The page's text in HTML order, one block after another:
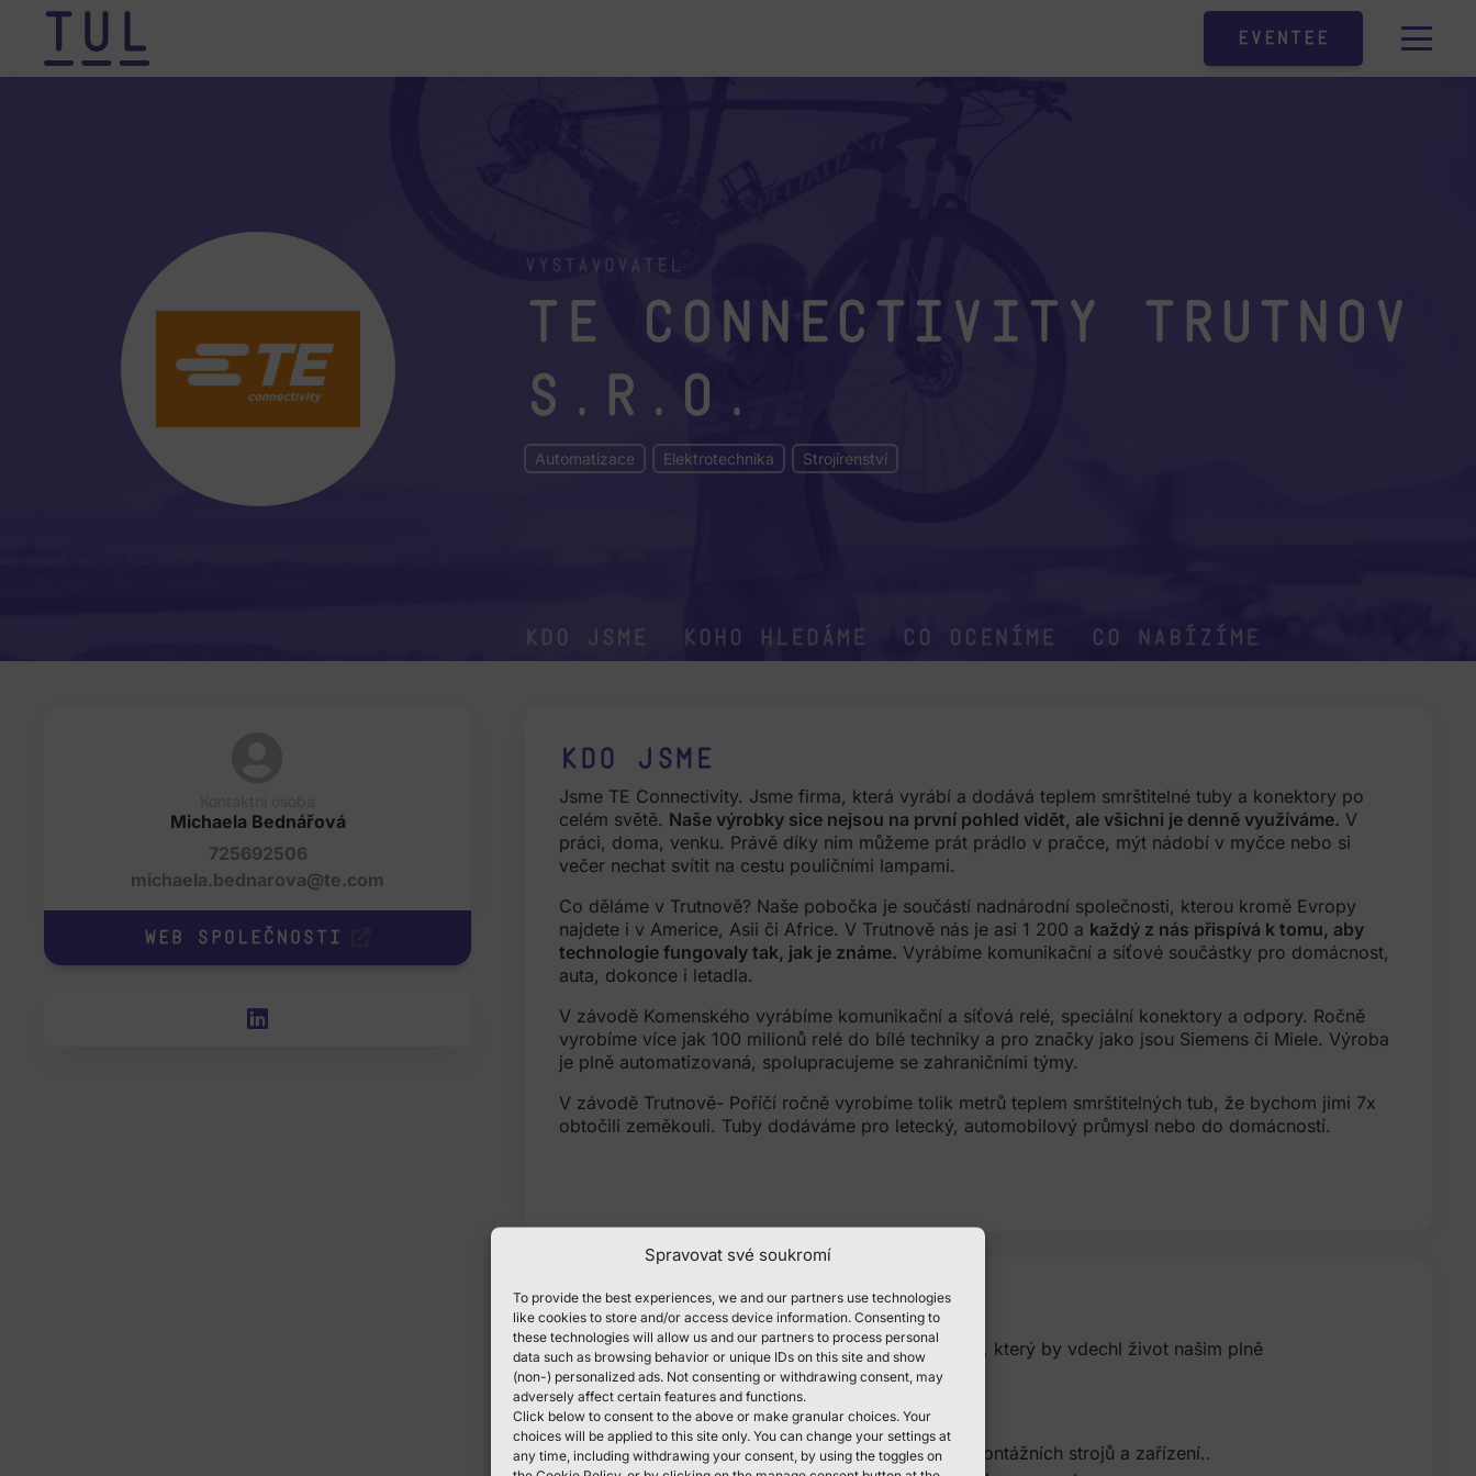
Spravovat své soukromí
To provide the best experiences, we and our partners use technologies
like cookies to store and/or access device information. Consenting to
these technologies will allow us and our partners to process personal
data such as browsing behavior or unique IDs on this site and show
(non-) personalized ads. Not consenting or withdrawing consent, may
adversely affect certain features and functions.
Click below to consent to the above or make granular choices. Your
choices will be applied to this site only. You can change your settings at
any time, including withdrawing your consent, by using the toggles on
Eventee
Vystavovatel
TE Connectivity Trutnov
s.r.o.
Automatizace Elektrotechnika Strojírenství
Kdo jsme Koho hledáme Co oceníme co nabízíme
Michaela Bednářová
725692506
michaela.bednarova@te.com
Web společnosti
Kdo jsme
Jsme TE Connectivity. Jsme firma, která vyrábí a dodává teplem smrštitelné tuby a konektory po
celém světě. Naše výrobky sice nejsou na první pohled vidět, ale všichni je denně využíváme. V
práci, doma, venku. Právě díky nim můžeme prát prádlo v pračce, mýt nádobí v myčce nebo si
večer nechat svítit na cestu pouličními lampami.
Co děláme v Trutnově? Naše pobočka je součástí nadnárodní společnosti, kterou kromě Evropy
najdete i v Americe, Asii či Africe. V Trutnově nás je asi 1 200 a každý z nás přispívá k tomu, aby
technologie fungovaly tak, jak je známe. Vyrábíme komunikační a síťové součástky pro domácnost,
auta, dokonce i letadla.
V závodě Komenského vyrábíme komunikační a síťová relé, speciální konektory a odpory. Ročně
vyrobíme více jak 100 milionů relé do bílé techniky a pro značky jako jsou Siemens či Miele. Výroba
je plně automatizovaná, spolupracujeme se zahraničními týmy.
V závodě Trutnově- Poříčí ročně vyrobíme tolik metrů teplem smrštitelných tub, že bychom jimi 7x
obtočili zeměkouli. Tuby dodáváme pro letecký, automobilový průmysl nebo do domácností.
Koho hledáme
Rádi bychom mezi sebe přivítali PLC programátora, který by vdechl život našim plně
automatizovaným linkám.
Co by bylo Vaší náplní práce?
Programování řídících systémů automatických montážních strojů a zařízení..